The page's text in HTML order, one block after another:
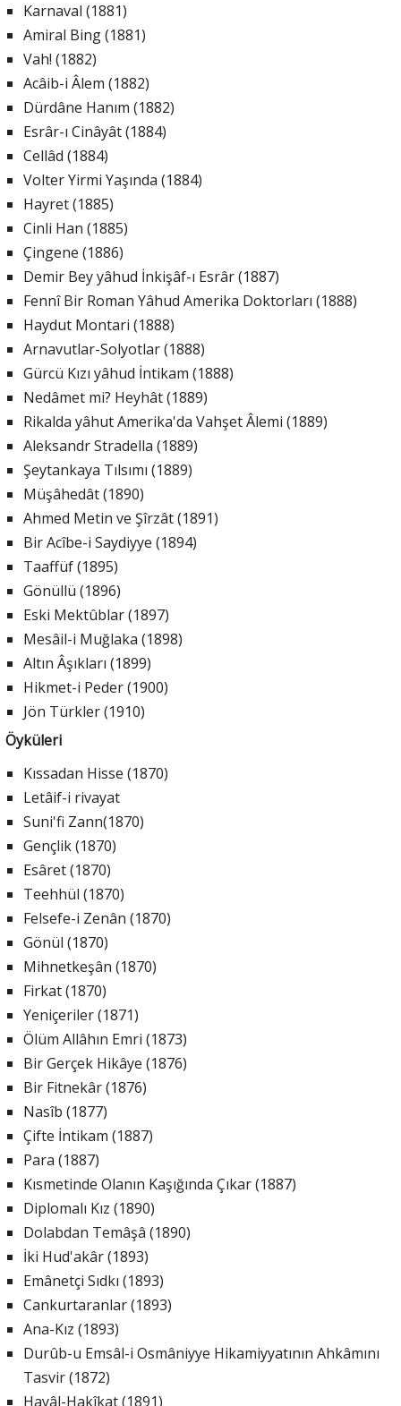
Karnaval (1881)
Amiral Bing (1881)
Vah! (1882)
Acâib-i Âlem (1882)
Dürdâne Hanım (1882)
Esrâr-ı Cinâyât (1884)
Cellâd (1884)
Volter Yirmi Yaşında (1884)
Hayret (1885)
Cinli Han (1885)
Çingene (1886)
Demir Bey yâhud İnkişâf-ı Esrâr (1887)
Fennî Bir Roman Yâhud Amerika Doktorları (1888)
Haydut Montari (1888)
Arnavutlar-Solyotlar (1888)
Gürcü Kızı yâhud İntikam (1888)
Nedâmet mi? Heyhât (1889)
Rikalda yâhut Amerika'da Vahşet Âlemi (1889)
Aleksandr Stradella (1889)
Şeytankaya Tılsımı (1889)
Müşâhedât (1890)
Ahmed Metin ve Şîrzât (1891)
Bir Acîbe-i Saydiyye (1894)
Taaffüf (1895)
Gönüllü (1896)
Eski Mektûblar (1897)
Mesâil-i Muğlaka (1898)
Altın Âşıkları (1899)
Hikmet-i Peder (1900)
Jön Türkler (1910)
Öyküleri
Kıssadan Hisse (1870)
Letâif-i rivayat
Suni'fi Zann(1870)
Gençlik (1870)
Esâret (1870)
Teehhül (1870)
Felsefe-i Zenân (1870)
Gönül (1870)
Mihnetkeşân (1870)
Firkat (1870)
Yeniçeriler (1871)
Ölüm Allâhın Emri (1873)
Bir Gerçek Hikâye (1876)
Bir Fitnekâr (1876)
Nasîb (1877)
Çifte İntikam (1887)
Para (1887)
Kısmetinde Olanın Kaşığında Çıkar (1887)
Diplomalı Kız (1890)
Dolabdan Temâşâ (1890)
İki Hud'akâr (1893)
Emânetçi Sıdkı (1893)
Cankurtaranlar (1893)
Ana-Kız (1893)
Durûb-u Emsâl-i Osmâniyye Hikamiyyatının Ahkâmını
Tasvir (1872)
Hayâl-Hakîkat (1891)